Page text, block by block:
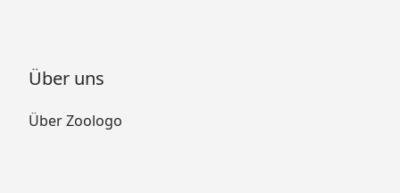
Über uns
Über Zoologo